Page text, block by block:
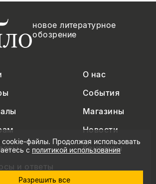
новое литературное
обозрение
О нас
События
Магазины
Новости
Контакты
и ответы
файлы. Продолжая использовать
с политикой использования
Разрешить все